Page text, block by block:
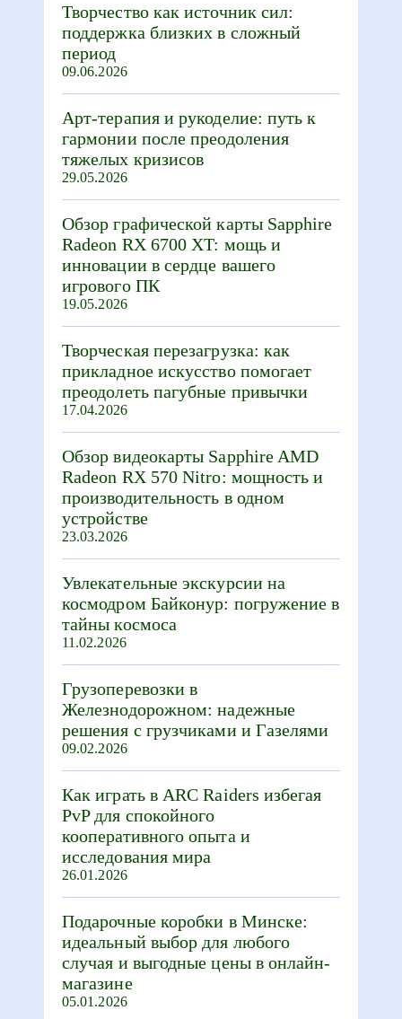
Творчество как источник сил:
поддержка близких в сложный
период
09.06.2026
Арт-терапия и рукоделие: путь к
гармонии после преодоления
тяжелых кризисов
29.05.2026
Обзор графической карты Sapphire
Radeon RX 6700 XT: мощь и
инновации в сердце вашего
игрового ПК
19.05.2026
Творческая перезагрузка: как
прикладное искусство помогает
преодолеть пагубные привычки
17.04.2026
Обзор видеокарты Sapphire AMD
Radeon RX 570 Nitro: мощность и
производительность в одном
устройстве
23.03.2026
Увлекательные экскурсии на
космодром Байконур: погружение в
тайны космоса
11.02.2026
Грузоперевозки в
Железнодорожном: надежные
решения с грузчиками и Газелями
09.02.2026
Как играть в ARC Raiders избегая
PvP для спокойного
кооперативного опыта и
исследования мира
26.01.2026
Подарочные коробки в Минске:
идеальный выбор для любого
случая и выгодные цены в онлайн-
магазине
05.01.2026